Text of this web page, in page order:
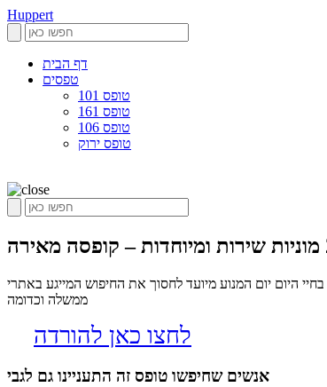
Huppert
דף הבית
טפסים
טופס 101
טופס 161
טופס 106
טופס ירוק
אחד בחיי היום יום המנוע מיועד לחסוך את החיפוש המייגע באתרי
ממשלה וכדומה
לחצו כאן להורדה
אנשים שחיפשו טופס זה התעניינו גם לגבי